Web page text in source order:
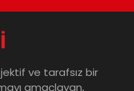
ve tarafsız bir
amaçlayan,